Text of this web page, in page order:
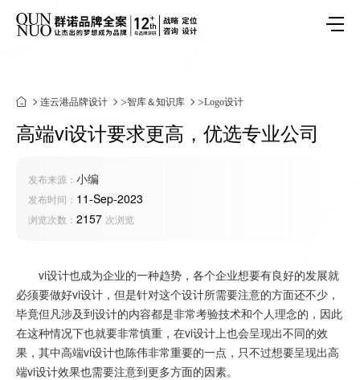
连云港品牌设计 >智库＆知识库 >Logo设计
高端vi设计要求更高，优选专业公司
发布来源： 小编
发布时间： 11-Sep-2023
浏览次数： 2157 次浏览
vi设计也成为企业的一种趋势，各个企业想要有良好的发展就
必须要做好vi设计，但是针对这个设计所需要注意的方面还不少，
毕竟但凡涉及到设计的内容都是非常考验技术和个人理念的，因此
在这种情况下也就要非常慎重，在vi设计上也会呈现出不同的效
果，其中高端vi设计也陈伟非常重要的一点，只不过想要呈现出高
端vi设计效果也需要注意到更多方面的因素。